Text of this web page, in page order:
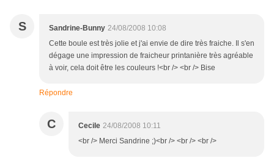
S Sandrine-Bunny 24/08/2008 10:08
Cette boule est très jolie et j'ai envie de dire très fraiche. Il s'en
dégage une impression de fraicheur printanière très agréable
à voir, cela doit être les couleurs !<br /> <br /> Bise
Répondre
C Cecile 24/08/2008 10:11
<br /> Merci Sandrine ;)<br /> <br /> <br />